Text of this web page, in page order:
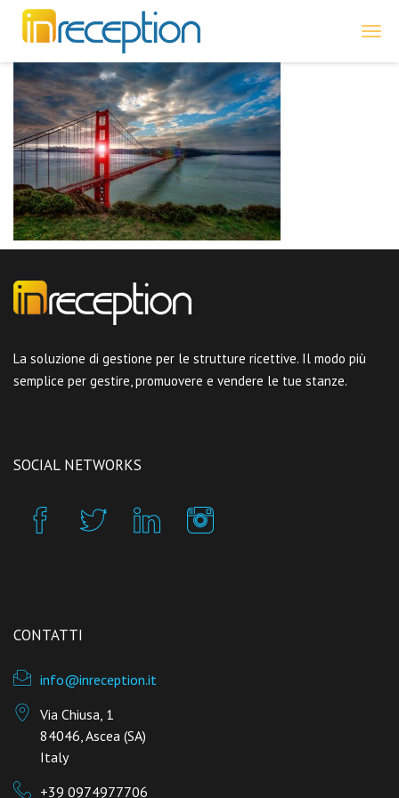
La soluzione di gestione per le strutture ricettive. Il modo più
semplice per gestire, promuovere e vendere le tue stanze.
SOCIAL NETWORKS
CONTATTI
info@inreception.it
Via Chiusa, 1
84046, Ascea (SA)
Italy
+39 0974977706